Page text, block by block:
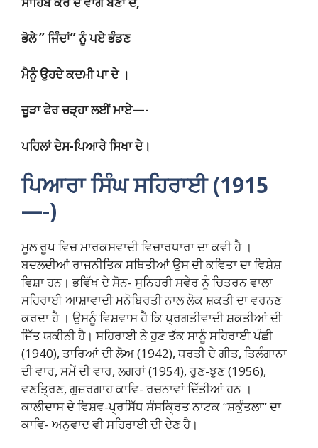
ਭੋਲੇ ” ਜਿੰਦਾਂ” ਨੂੰ ਪਏ ਭੰਡਣ
ਮੈਨੂੰ ਉਹਦੇ ਕਦਮੀ ਪਾ ਦੇ ।
ਚੂੜਾ ਫੇਰ ਚੜ੍ਹਾ ਲਈਂ ਮਾਏ—-
ਪਹਿਲਾਂ ਦੇਸ-ਪਿਆਰੇ ਸਿਖਾ ਦੇ।
ਪਿਆਰਾ ਸਿੰਘ ਸਹਿਰਾਈ (1915
—-)
ਮੂਲ ਰੂਪ ਵਿਚ ਮਾਰਕਸਵਾਦੀ ਵਿਚਾਰਧਾਰਾ ਦਾ ਕਵੀ ਹੈ ।
ਬਦਲਦੀਆਂ ਰਾਜਨੀਤਿਕ ਸਥਿਤੀਆਂ ਉਸ ਦੀ ਕਵਿਤਾ ਦਾ ਵਿਸ਼ੇਸ਼
ਵਿਸ਼ਾ ਹਨ। ਭਵਿੱਖ ਦੇ ਸੋਨ- ਸੁਨਿਹਰੀ ਸਵੇਰ ਨੂੰ ਚਿਤਰਨ ਵਾਲਾ
ਸਹਿਰਾਈ ਆਸ਼ਾਵਾਦੀ ਮਨੋਬਿਰਤੀ ਨਾਲ ਲੋਕ ਸ਼ਕਤੀ ਦਾ ਵਰਨਣ
ਕਰਦਾ ਹੈ । ਉਸਨੂੰ ਵਿਸ਼ਵਾਸ ਹੈ ਕਿ ਪ੍ਰਗਤੀਵਾਦੀ ਸ਼ਕਤੀਆਂ ਦੀ
ਜਿੱਤ ਯਕੀਨੀ ਹੈ। ਸਹਿਰਾਈ ਨੇ ਹੁਣ ਤੱਕ ਸਾਨੂੰ ਸਹਿਰਾਈ ਪੰਛੀ
(1940), ਤਾਰਿਆਂ ਦੀ ਲੋਅ (1942), ਧਰਤੀ ਦੇ ਗੀਤ, ਤਿਲੰਗਾਨਾ
ਦੀ ਵਾਰ, ਸਮੇਂ ਦੀ ਵਾਰ, ਲਗਰਾਂ (1954), ਰੁਣ-ਝੁਣ (1956),
ਵਣਤ੍ਰਿਣ, ਗੁਜ਼ਰਗਾਹ ਕਾਵਿ- ਰਚਨਾਵਾਂ ਦਿੱਤੀਆਂ ਹਨ ।
ਕਾਲੀਦਾਸ ਦੇ ਵਿਸ਼ਵ-ਪ੍ਰਸਿੱਧ ਸੰਸਕ੍ਰਿਤ ਨਾਟਕ “ਸ਼ਕੁੰਤਲਾ” ਦਾ
ਕਾਵਿ- ਅਨੁਵਾਦ ਵੀ ਸਹਿਰਾਈ ਦੀ ਦੇਣ ਹੈ।